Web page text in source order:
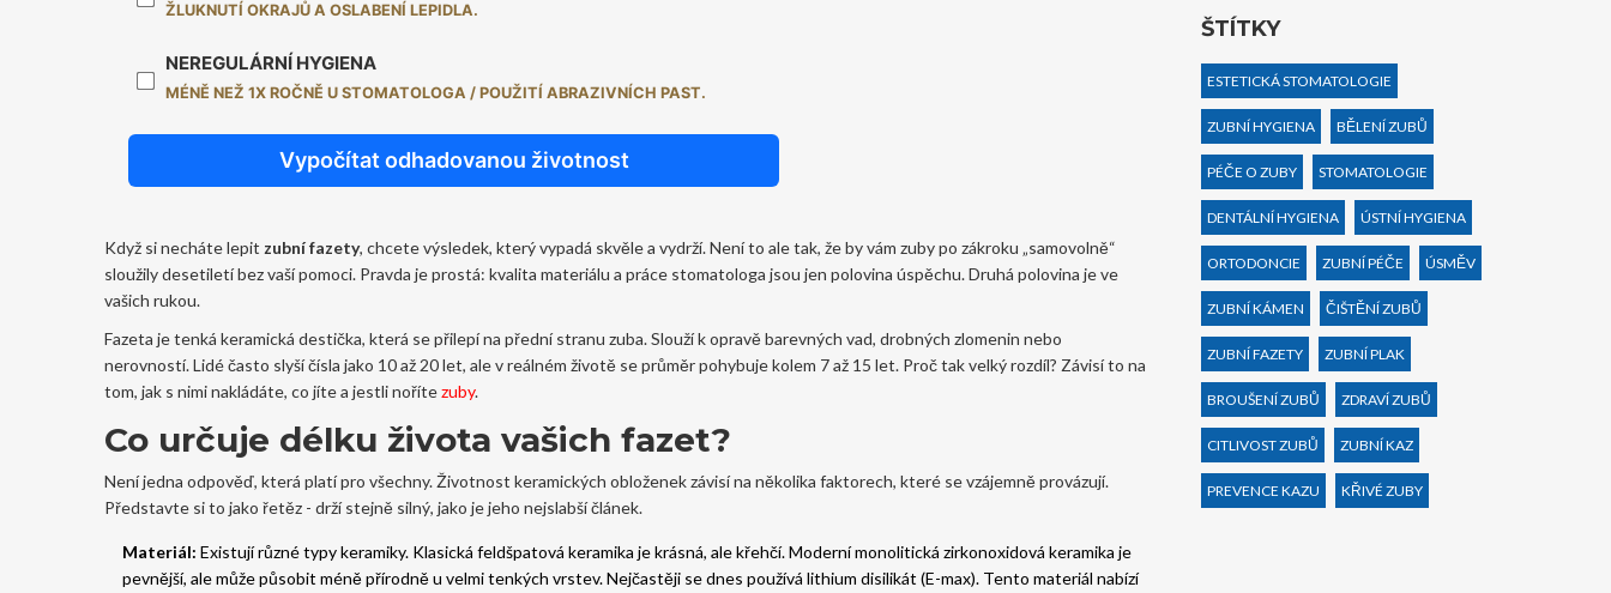
ŽLUKNUTÍ OKRAJŮ A OSLABENÍ LEPIDLA.
NEREGULÁRNÍ HYGIENA
MÉNĚ NEŽ 1X ROČNĚ U STOMATOLOGA / POUŽITÍ ABRAZIVNÍCH PAST.
Vypočítat odhadovanou životnost
Když si necháte lepit zubní fazety, chcete výsledek, který vypadá skvěle a vydrží. Není to ale tak, že by vám zuby po zákroku „samovolně“
sloužily desetiletí bez vaší pomoci. Pravda je prostá: kvalita materiálu a práce stomatologa jsou jen polovina úspěchu. Druhá polovina je ve
vašich rukou.
Fazeta je tenká keramická destička, která se přilepí na přední stranu zuba. Slouží k opravě barevných vad, drobných zlomenin nebo
nerovností. Lidé často slyší čísla jako 10 až 20 let, ale v reálném životě se průměr pohybuje kolem 7 až 15 let. Proč tak velký rozdíl? Závisí to na
tom, jak s nimi nakládáte, co jíte a jestli nořítezuby.
Co určuje délku života vašich fazet?
Není jedna odpověď, která platí pro všechny. Životnost keramických obloženekzávisí na několika faktorech, které se vzájemně provázují.
Představte si to jako řetěz - drží stejně silný, jako je jeho nejslabší článek.
Materiál: Existují různé typy keramiky. Klasická feldšpatová keramika je krásná, ale křehčí. Moderní monolitická zirkonoxidová keramika je
pevnější, ale může působit méně přírodně u velmi tenkých vrstev. Nejčastěji se dnes používá lithium disilikát (E-max). Tento materiál nabízí
ŠTÍTKY
ESTETICKÁ STOMATOLOGIE
ZUBNÍ HYGIENA BĚLENÍ ZUBŮ
PÉČE O ZUBY STOMATOLOGIE
DENTÁLNÍ HYGIENA ÚSTNÍ HYGIENA
ORTODONCIE ZUBNÍ PÉČE ÚSMĚV
ZUBNÍ KÁMEN ČIŠTĚNÍ ZUBŮ
ZUBNÍ FAZETY ZUBNÍ PLAK
BROUŠENÍ ZUBŮ ZDRAVÍ ZUBŮ
CITLIVOST ZUBŮ ZUBNÍ KAZ
PREVENCE KAZU KŘIVÉ ZUBY